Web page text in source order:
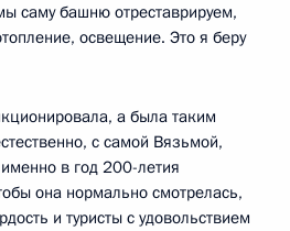
саму башню отреставрируем,
освещение. Это я беру
а была таким
с самой Вязьмой,
в год 200-летия
она нормально смотрелась,
и туристы с удовольствием